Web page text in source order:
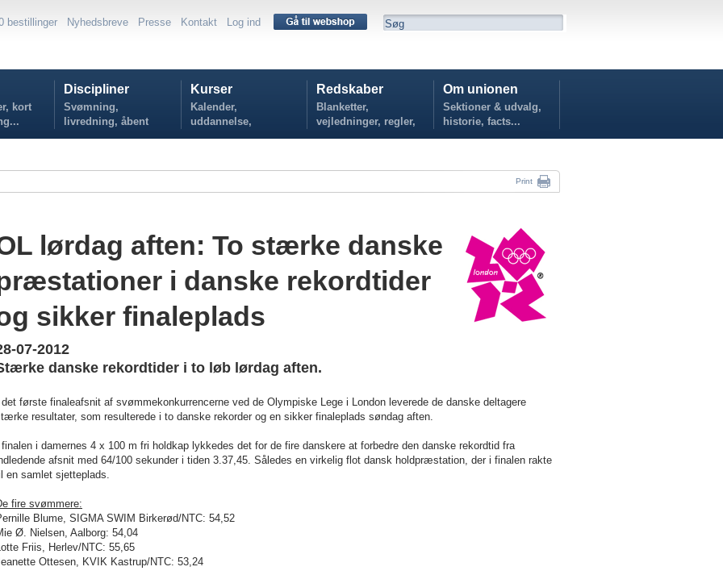
bestillinger Nyhedsbreve Presse Kontakt Log ind
kort
Discipliner
Svømning,
livredning, åbent
vand...
Kurser
Kalender,
uddannelse,
tilmelding...
Redskaber
Blanketter,
vejledninger, regler,
politikker...
Om unionen
Sektioner & udvalg,
historie, facts...
Print
lørdag aften: To stærke danske
i danske rekordtider
sikker finaleplads
07-2012
danske rekordtider i to løb lørdag aften.
I det første finaleafsnit af svømmekonkurrencerne ved de Olympiske Lege i London leverede de danske deltagere
resultater, som resulterede i to danske rekorder og en sikker finaleplads søndag aften.
I finalen i damernes 4 x 100 m fri holdkap lykkedes det for de fire danskere at forbedre den danske rekordtid fra
afsnit med 64/100 sekunder i tiden 3.37,45. Således en virkelig flot dansk holdpræstation, der i finalen rakte
en samlet sjetteplads.
fire svømmere:
Blume, SIGMA SWIM Birkerød/NTC: 54,52
Ø. Nielsen, Aalborg: 54,04
Friis, Herlev/NTC: 55,65
Ottesen, KVIK Kastrup/NTC: 53,24